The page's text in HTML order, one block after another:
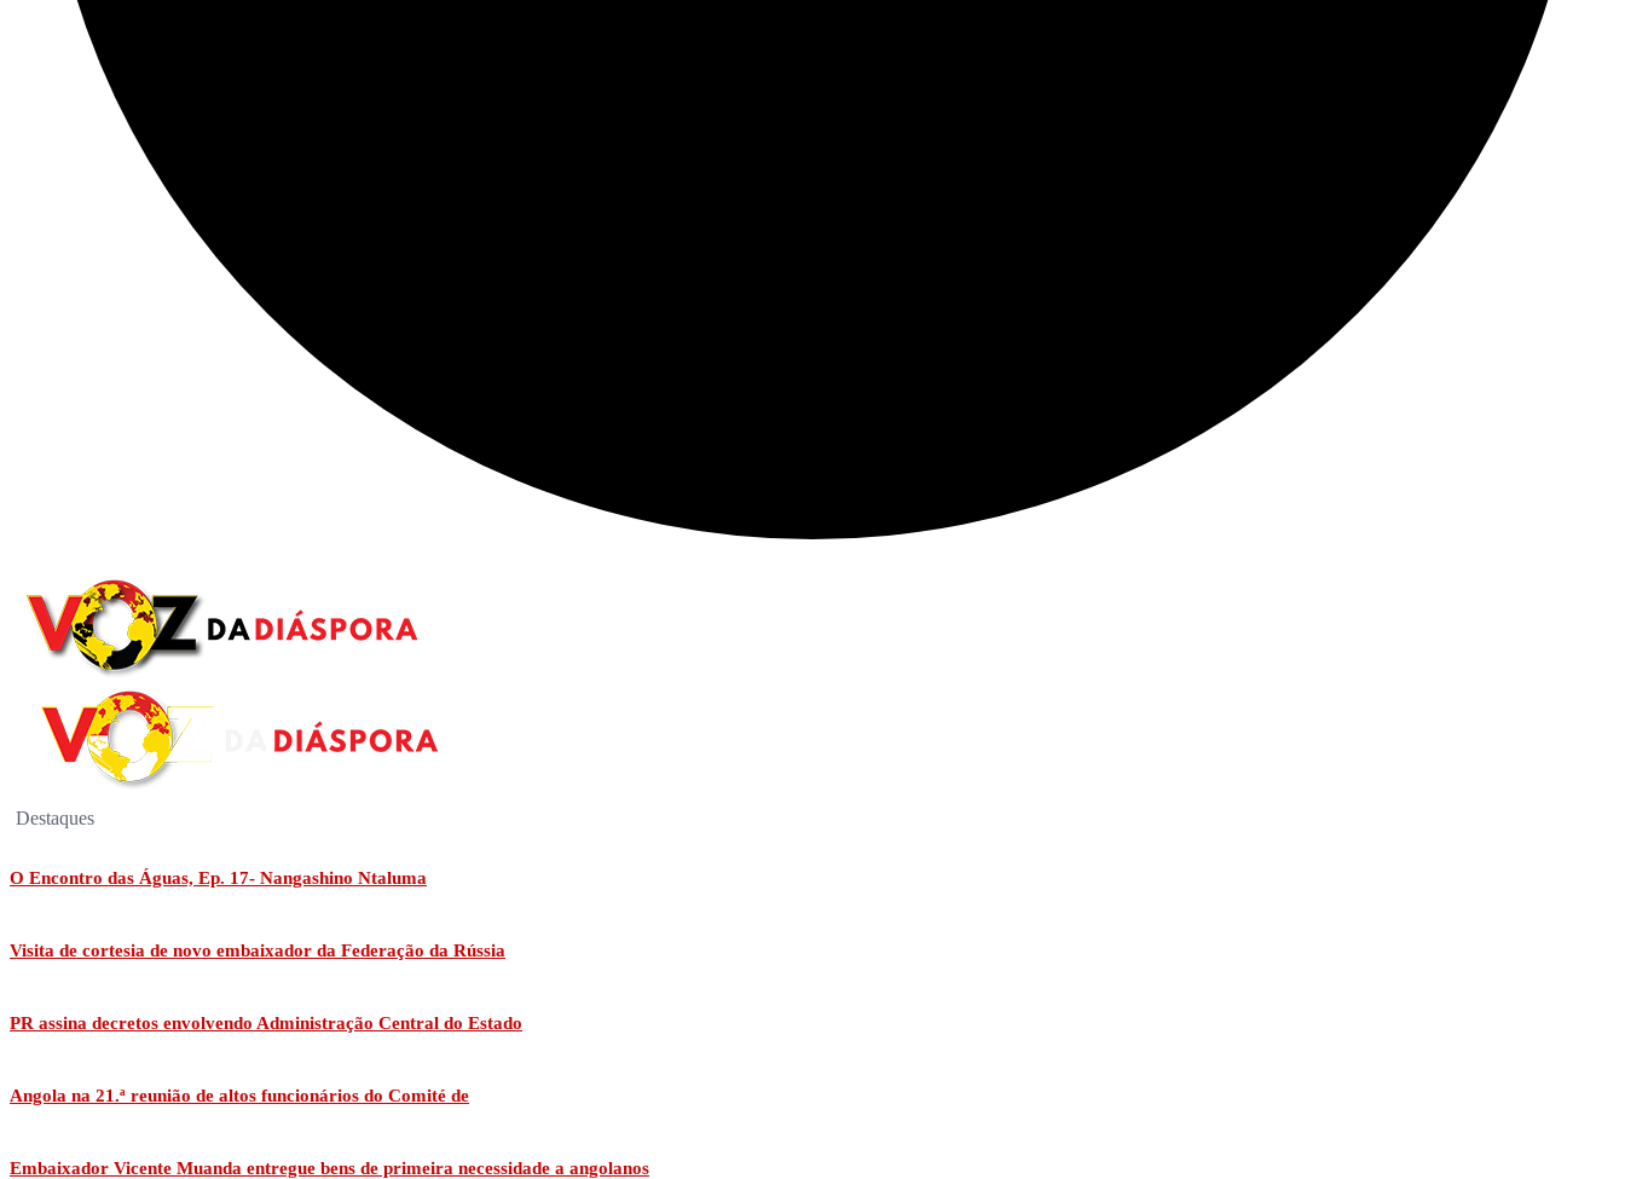
Destaques
O Encontro das Águas, Ep. 17- Nangashino Ntaluma
Visita de cortesia de novo embaixador da Federação da Rússia
PR assina decretos envolvendo Administração Central do Estado
Angola na 21.ª reunião de altos funcionários do Comité de
Embaixador Vicente Muanda entregue bens de primeira necessidade a angolanos